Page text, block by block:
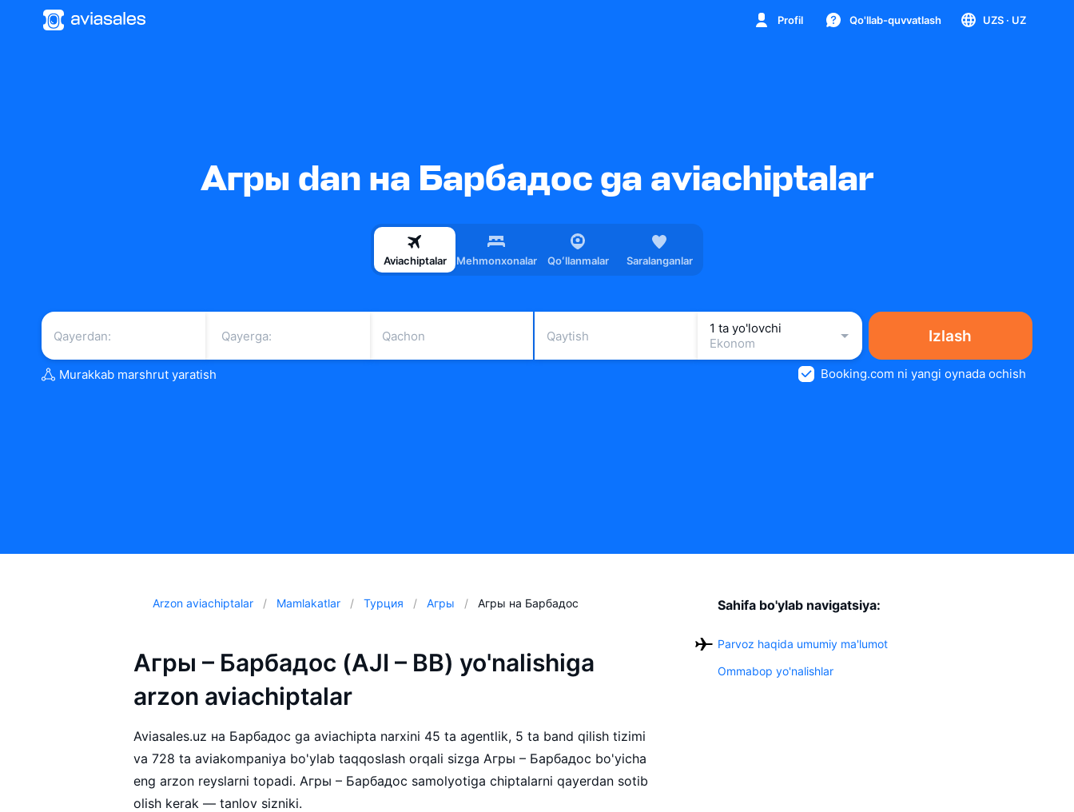
Profil Qo'llab-quvvatlash UZS · UZ
Агры dan на Барбадос ga aviachiptalar
Aviachiptalar Mehmonxonalar Qoʻllanmalar Saralanganlar
Qachon Qaytish
1 ta yo'lovchi
Ekonom
Izlash
Murakkab marshrut yaratish Booking.com ni yangi oynada ochish
Arzon aviachiptalar Mamlakatlar Турция Агры Агры на Барбадос
Агры – Барбадос (AJI – BB) yo'nalishiga
arzon aviachiptalar
Aviasales.uz на Барбадос ga aviachipta narxini 45 ta agentlik, 5 ta band qilish tizimi
va 728 ta aviakompaniya bo'ylab taqqoslash orqali sizga Агры – Барбадос bo'yicha
eng arzon reyslarni topadi. Агры – Барбадос samolyotiga chiptalarni qayerdan sotib
olish kerak — tanlov sizniki.
Sahifa bo'ylab navigatsiya:
Parvoz haqida umumiy ma'lumot
Ommabop yo'nalishlar